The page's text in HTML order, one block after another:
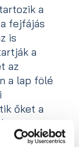
a
fejfájás
is
a
az
a lap fölé
őket a
akkor